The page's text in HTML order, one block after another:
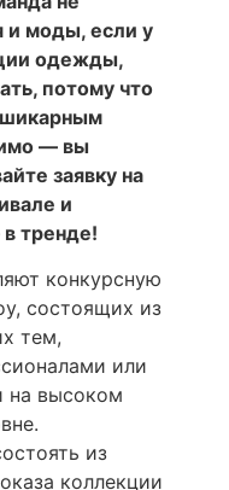
и моды, если у
одежды,
потому что
— вы
заявку на
и
тренде!
конкурсную
состоящих из
тем,
или
на высоком
из
коллекции